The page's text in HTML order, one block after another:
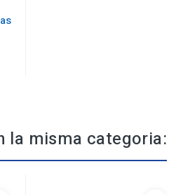
la misma categoria: